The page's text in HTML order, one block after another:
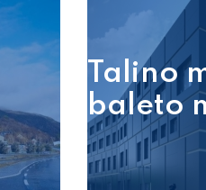
Talino
baleto